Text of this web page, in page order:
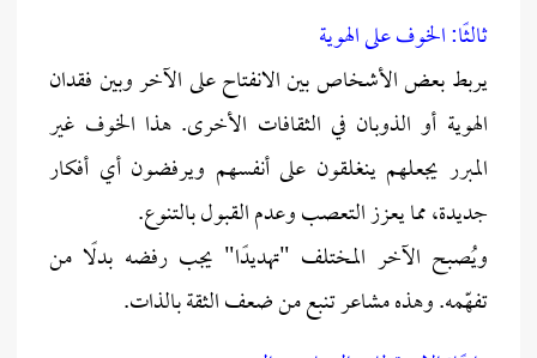
ثالثًا: الخوف على الهوية
يربط بعض الأشخاص بين الانفتاح على الآخر وبين فقدان
الهوية أو الذوبان في الثقافات الأخرى. هذا الخوف غير
المبرر يجعلهم ينغلقون على أنفسهم ويرفضون أي أفكار
جديدة، مما يعزز التعصب وعدم القبول بالتنوع.
ويُصبح الآخر المختلف "تهديدًا" يجب رفضه بدلًا من
تفهّمه. وهذه مشاعر تنبع من ضعف الثقة بالذات.